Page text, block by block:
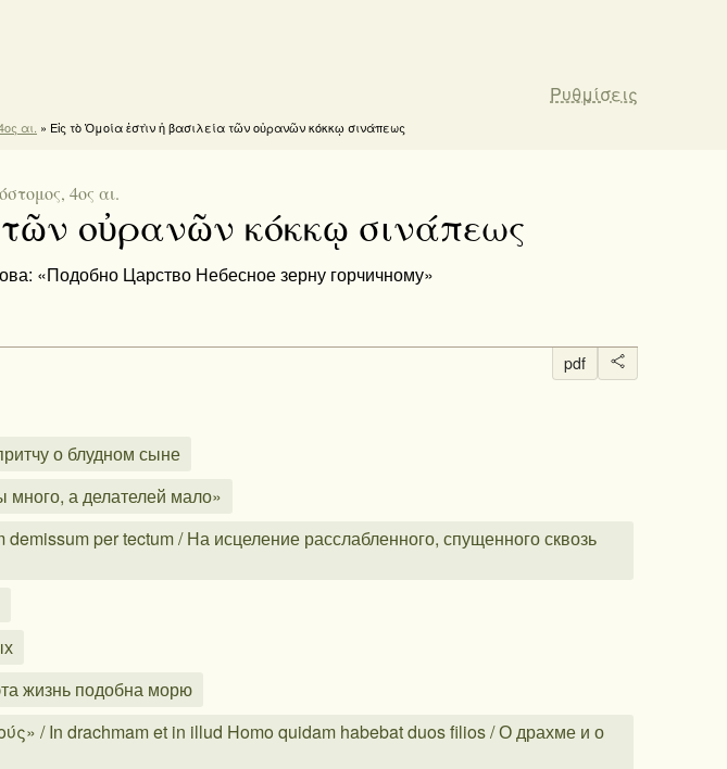
Ρυθμίσεις
αι. » Εἰς τὸ Ὁμοία ἐστὶν ἡ βασιλεία τῶν οὐρανῶν κόκκῳ σινάπεως
4ος αι.
οὐρανῶν κόκκῳ σινάπεως
«Подобно Царство Небесное зерну горчичному»
pdf
о блудном сыне
а делателей мало»
per tectum / На исцеление расслабленного, спущенного сквозь
жизнь подобна морю
/ In drachmam et in illud Homo quidam habebat duos filios / О драхме и о